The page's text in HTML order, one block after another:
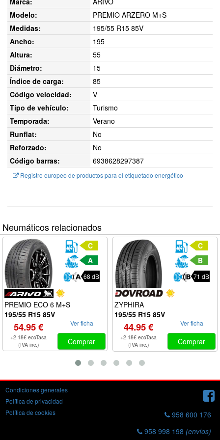
Modelo:
PREMIO ARZERO M+S
Medidas:
195/55 R15 85V
Ancho:
195
Altura:
55
Diámetro:
15
Índice de carga:
85
Código velocidad:
V
Tipo de vehículo:
Turismo
Temporada:
Verano
Runflat:
No
Reforzado:
No
Código barras:
6938628297387
Registro europeo de productos para el etiquetado energético
Neumáticos relacionados
C
A
68 dB
PREMIO ECO 6 M+S
195/55 R15 85V
54.95 €
+2.18€ ecoTasa
(IVA inc.)
Ver ficha
Comprar
C
B
71 dB
ZYPHIRA
195/55 R15 85V
44.95 €
+2.18€ ecoTasa
(IVA inc.)
Ver ficha
Comprar
Condiciones generales
Política de privacidad
Política de cookies
958 600 176
958 998 198 (envíos)